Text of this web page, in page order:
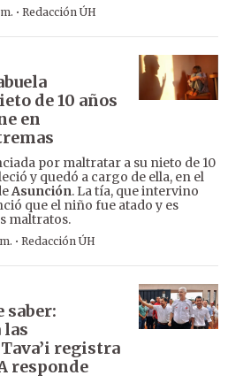
· Redacción ÚH
de 10 años
en
por maltratar a su nieto de 10
y quedó a cargo de ella, en el
Asunción. La tía, que intervino
que el niño fue atado y es
maltratos.
· Redacción ÚH
saber:
las
registra
responde